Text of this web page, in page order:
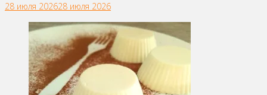
28 июля 202628 июля 2026